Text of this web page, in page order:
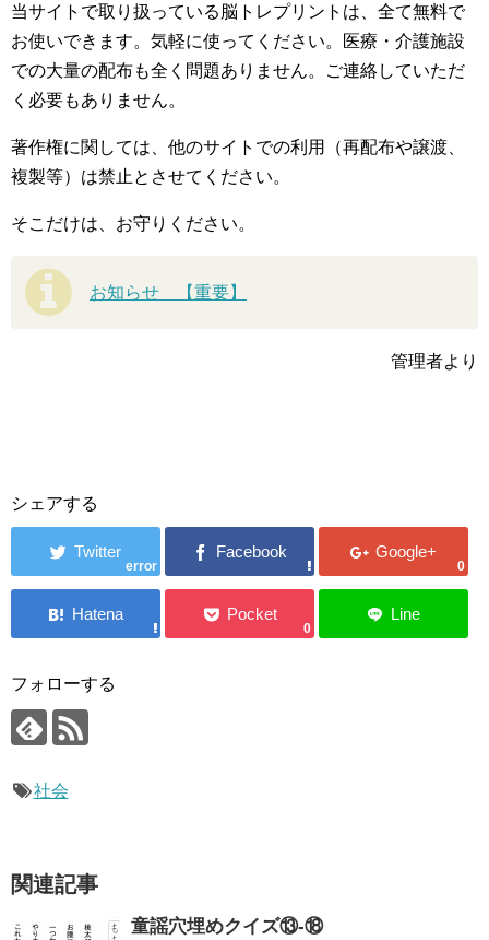
当サイトで取り扱っている脳トレプリントは、全て無料で
お使いできます。気軽に使ってください。医療・介護施設
での大量の配布も全く問題ありません。ご連絡していただ
く必要もありません。
著作権に関しては、他のサイトでの利用（再配布や譲渡、
複製等）は禁止とさせてください。
そこだけは、お守りください。
お知らせ 【重要】
管理者より
シェアする
error 0
0
フォローする
社会
関連記事
童謡穴埋めクイズ⑬-⑱